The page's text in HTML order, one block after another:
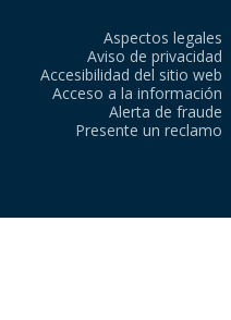
Aspectos legales
Aviso de privacidad
Accesibilidad del sitio web
Acceso a la información
Alerta de fraude
Presente un reclamo